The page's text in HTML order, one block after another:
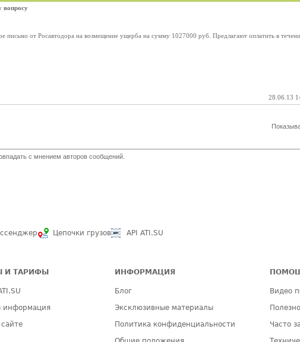
вопросу
письмо от Росавтодора на возмещение ущерба на сумму 1027000 руб. Предлагают оплатить в
28.06.13
с мнением авторов сообщений.
Цепочки грузов API ATI.SU
И ТАРИФЫ
информация
ИНФОРМАЦИЯ
Блог
Эксклюзивные материалы
Политика конфиденциальности
Видео
Часто